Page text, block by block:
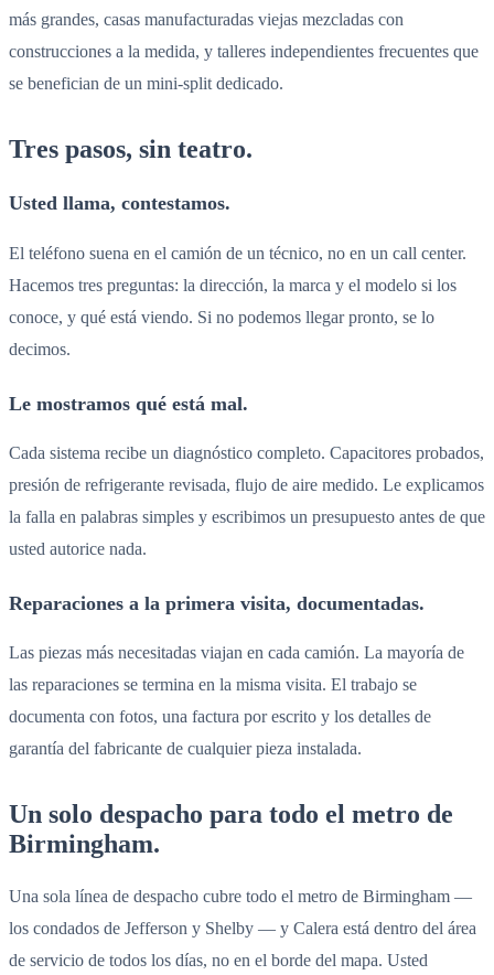
más grandes, casas manufacturadas viejas mezcladas con
construcciones a la medida, y talleres independientes frecuentes que
se benefician de un mini-split dedicado.
Tres pasos, sin teatro.
Usted llama, contestamos.
El teléfono suena en el camión de un técnico, no en un call center.
Hacemos tres preguntas: la dirección, la marca y el modelo si los
conoce, y qué está viendo. Si no podemos llegar pronto, se lo
decimos.
Le mostramos qué está mal.
Cada sistema recibe un diagnóstico completo. Capacitores probados,
presión de refrigerante revisada, flujo de aire medido. Le explicamos
la falla en palabras simples y escribimos un presupuesto antes de que
usted autorice nada.
Reparaciones a la primera visita, documentadas.
Las piezas más necesitadas viajan en cada camión. La mayoría de
las reparaciones se termina en la misma visita. El trabajo se
documenta con fotos, una factura por escrito y los detalles de
garantía del fabricante de cualquier pieza instalada.
Un solo despacho para todo el metro de
Birmingham.
Una sola línea de despacho cubre todo el metro de Birmingham —
los condados de Jefferson y Shelby — y Calera está dentro del área
de servicio de todos los días, no en el borde del mapa. Usted